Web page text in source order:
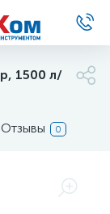
1500 л/
Отзывы 0